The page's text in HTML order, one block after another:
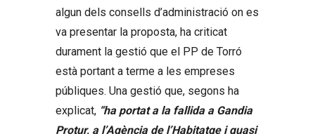
algun dels consells d’administració on es
va presentar la proposta, ha criticat
durament la gestió que el PP de Torró
està portant a terme a les empreses
públiques. Una gestió que, segons ha
explicat, “ha portat a la fallida a Gandia
Protur, a l’Agència de l’Habitatge i quasi